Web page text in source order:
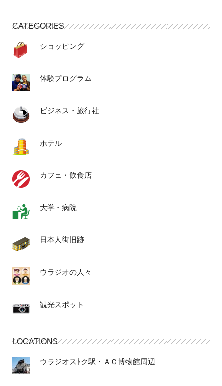
CATEGORIES
ショッピング
体験プログラム
ビジネス・旅行社
ホテル
カフェ・飲食店
大学・病院
日本人街旧跡
ウラジオの人々
観光スポット
LOCATIONS
ウラジオスﾄク駅・ＡＣ博物館周辺